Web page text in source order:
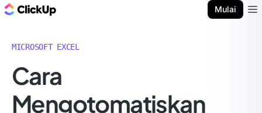
Mulai
MICROSOFT EXCEL
Cara
Mengotomatiskan